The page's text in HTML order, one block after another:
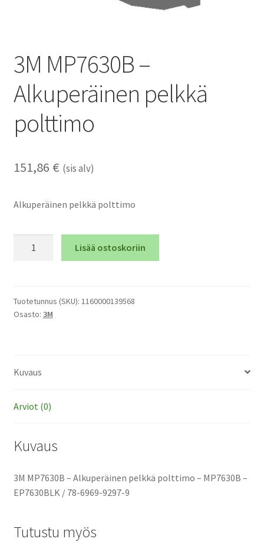
3M MP7630B –
Alkuperäinen pelkkä
polttimo
151,86 € (sis alv)
Alkuperäinen pelkkä polttimo
pelkkä
polttimo
Lisää ostoskoriin
Tuotetunnus (SKU): 1160000139568
Osasto: 3M
Kuvaus
Arviot (0)
Kuvaus
3M MP7630B – Alkuperäinen pelkkä polttimo – MP7630B –
EP7630BLK / 78-6969-9297-9
Tutustu myös